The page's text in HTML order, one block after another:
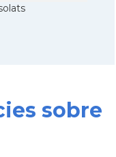
sobre